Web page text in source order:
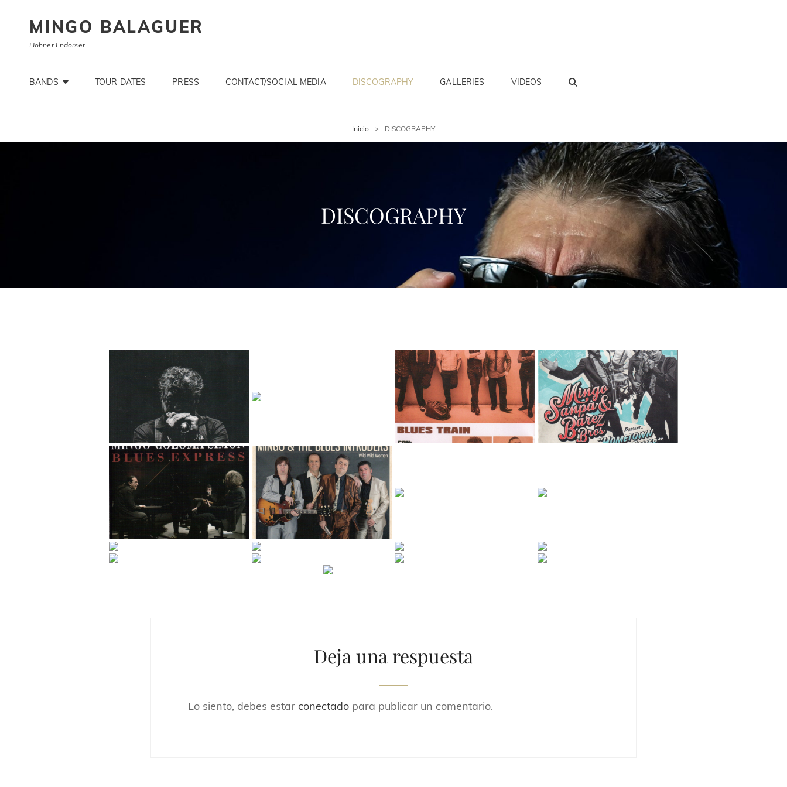
MINGO BALAGUER
Hohner Endorser
BANDS TOUR DATES PRESS CONTACT/SOCIAL MEDIA DISCOGRAPHY GALLERIES VIDEOS
Inicio > DISCOGRAPHY
DISCOGRAPHY
Deja una respuesta
Lo siento, debes estar conectado para publicar un comentario.